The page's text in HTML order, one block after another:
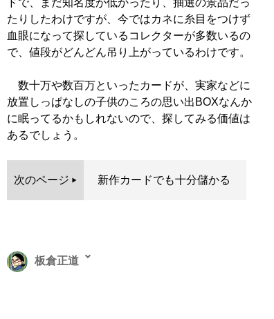
たりしたわけですが、今ではカネに糸目をつけず
血眼になって探しているコレクターが多数いるの
で、値段がどんどん吊り上がっているわけです。
数十万や数百万といったカードが、実家などに
放置しっぱなしの子供のころの思い出BOXなんか
に眠ってるかもしれないので、探してみる価値は
あるでしょう。
次のページ 新作カードでも十分儲かる
板倉正道